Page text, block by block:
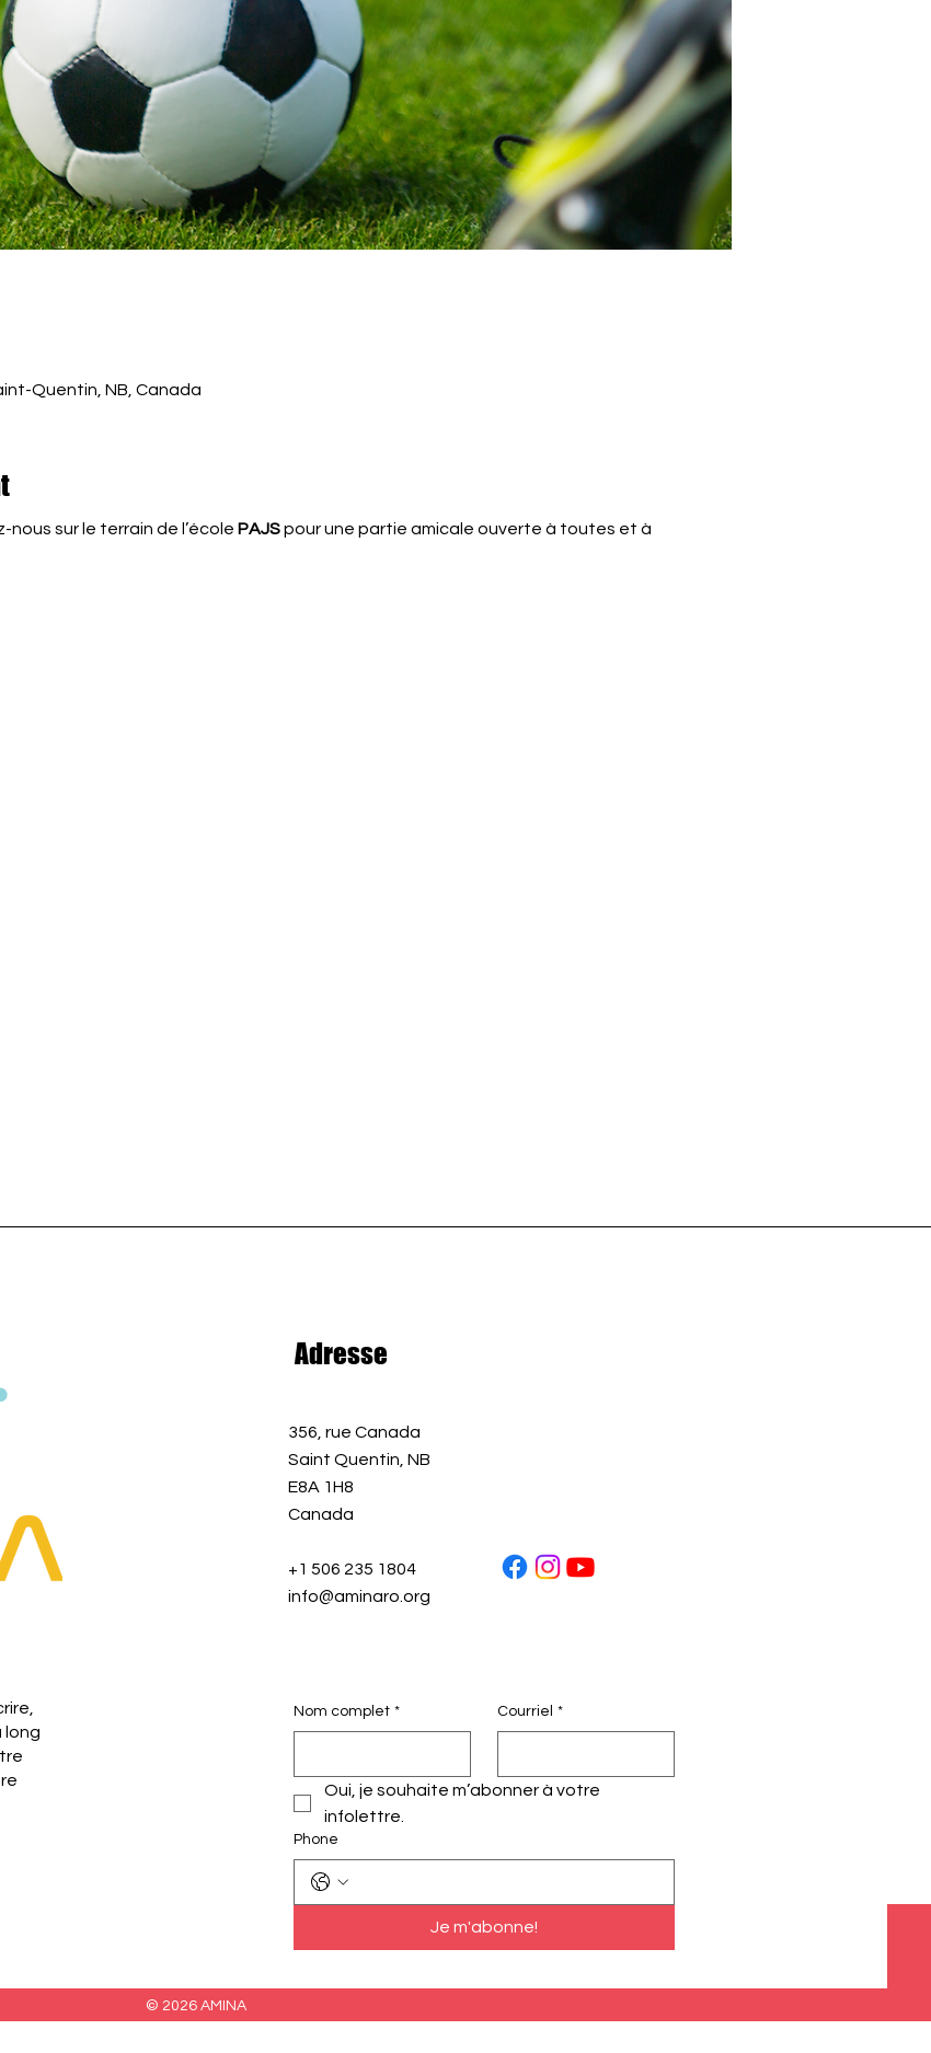
Quentin, NB, Canada
sur le terrain de l’école PAJS pour une partie amicale ouverte à toutes et à
© 2026 AMINA
long
Adresse
356, rue Canada
Saint Quentin, NB
E8A 1H8
Canada
+1 506 235 1804
info@aminaro.org
Nom complet * Courriel *
Oui, je souhaite m’abonner à votre
infolettre.
Phone
Je m'abonne!